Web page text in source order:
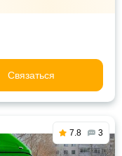
Связаться
7.8 3